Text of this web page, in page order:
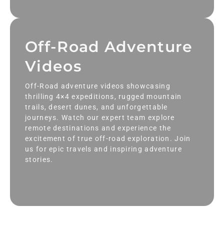
Off-Road Adventure
Videos
Off-Road adventure videos showcasing
thrilling 4×4 expeditions, rugged mountain
trails, desert dunes, and unforgettable
journeys. Watch our expert team explore
remote destinations and experience the
excitement of true off-road exploration. Join
us for epic travels and inspiring adventure
stories.